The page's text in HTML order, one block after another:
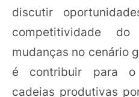
discutir
competitividade
mudanças no cenário
é contribuir para o
cadeias produtivas